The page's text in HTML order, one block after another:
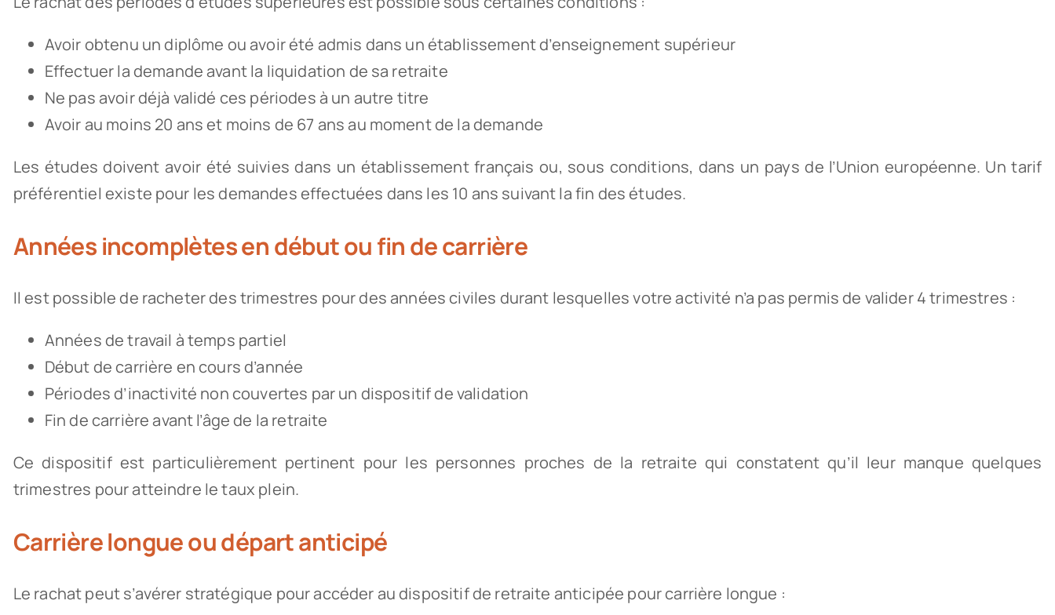
Avoir obtenu un diplôme ou avoir été admis dans un établissement d’enseignement supérieur
Effectuer la demande avant la liquidation de sa retraite
Ne pas avoir déjà validé ces périodes à un autre titre
Avoir au moins 20 ans et moins de 67 ans au moment de la demande
Les études doivent avoir été suivies dans un établissement français ou, sous conditions, dans un pays de l’Union européenne. Un tarif
préférentiel existe pour les demandes effectuées dans les 10 ans suivant la fin des études.
Années incomplètes en début ou fin de carrière
Il est possible de racheter des trimestres pour des années civiles durant lesquelles votre activité n’a pas permis de valider 4 trimestres :
Années de travail à temps partiel
Début de carrière en cours d’année
Périodes d’inactivité non couvertes par un dispositif de validation
Fin de carrière avant l’âge de la retraite
Ce dispositif est particulièrement pertinent pour les personnes proches de la retraite qui constatent qu’il leur manque quelques
trimestres pour atteindre le taux plein.
Carrière longue ou départ anticipé
Le rachat peut s’avérer stratégique pour accéder au dispositif de retraite anticipée pour carrière longue :